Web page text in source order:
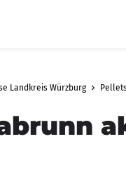
Landkreis Würzburg